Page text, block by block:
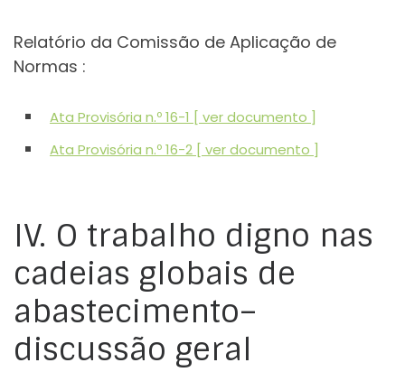
Relatório da Comissão de Aplicação de
Normas :
Ata Provisória n.º 16-1 [ ver documento ]
Ata Provisória n.º 16-2 [ ver documento ]
IV. O trabalho digno nas
cadeias globais de
abastecimento–
discussão geral